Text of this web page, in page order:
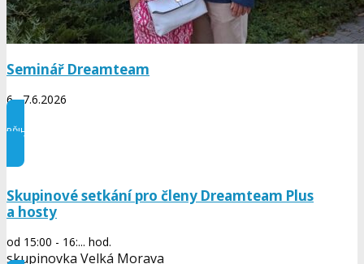
Seminář Dreamteam
6.- 7.6.2026
PŘIHASTE SE NYNÍ
Skupinové setkání pro členy Dreamteam Plus
a hosty
od 15:00 - 16:... hod.
skupinovka Velká Morava